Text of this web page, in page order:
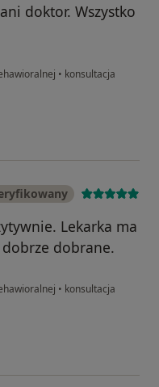
doktor. Wszystko
• konsultacja
Lekarka ma
dobrane.
• konsultacja